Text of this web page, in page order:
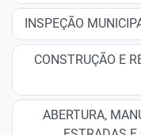
INSPEÇÃO
CONSTRUÇÃO E
ABERTURA,